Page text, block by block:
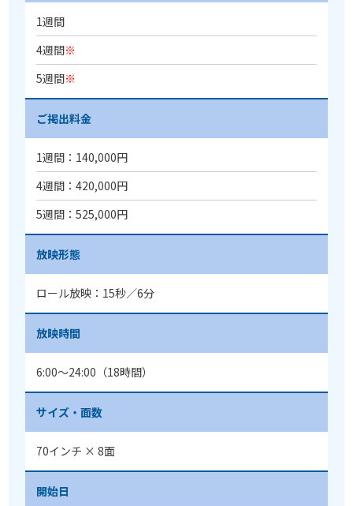
1週間
4週間※
5週間※
ご掲出料金
1週間：140,000円
4週間：420,000円
5週間：525,000円
放映形態
ロール放映：15秒／6分
放映時間
6:00〜24:00（18時間）
サイズ・面数
70インチ × 8面
開始日